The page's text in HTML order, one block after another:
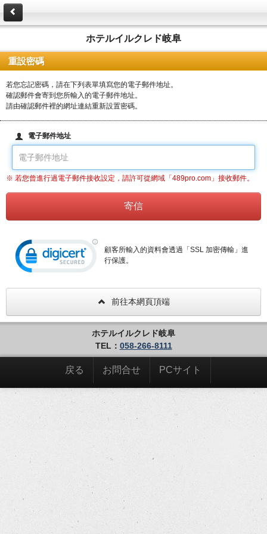
ホテルイルクレド岐阜
重設密碼
若您忘記密碼，請在下列表單填寫您的電子郵件地址。
確認郵件會寄到您所輸入的電子郵件地址。
請由確認郵件裡的網址連結重新設置密碼。
電子郵件地址
※ 若您曾進行過電子郵件接收設定，請許可從網域「489pro.com」接收郵件。
顧客所輸入的資料會透過「SSL 加密傳輸」進
行保護。
前往本網頁頂端
ホテルイルクレド岐阜
TEL： 058-266-8111
戻る お問合せ PCサイト